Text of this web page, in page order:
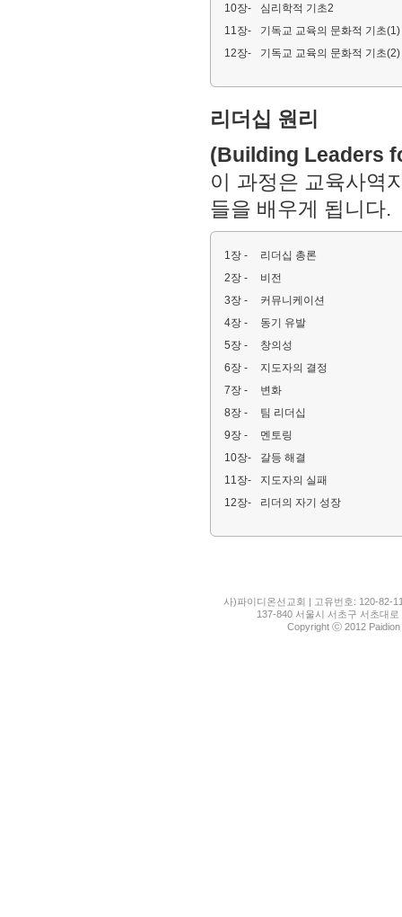
10장-
심리학적 기초2
11장-
기독교 교육의 문화적 기초
12장-
기독교 교육의 문화적 기초
리더십 원리
(Building Leaders
이 과정은 교육사역
들을 배우게 됩니다.
1장 -
리더십 총론
2장 -
비전
3장 -
커뮤니케이션
4장 -
동기 유발
5장 -
창의성
6장 -
지도자의 결정
7장 -
변화
8장 -
팀 리더십
9장 -
멘토링
10장-
갈등 해결
11장-
지도자의 실패
12장-
리더의 자기 성장
사)파이디온선교회 | 고유번호: 120-82-
137-840 서울시 서초구 서초대
Copyright ⓒ 2012